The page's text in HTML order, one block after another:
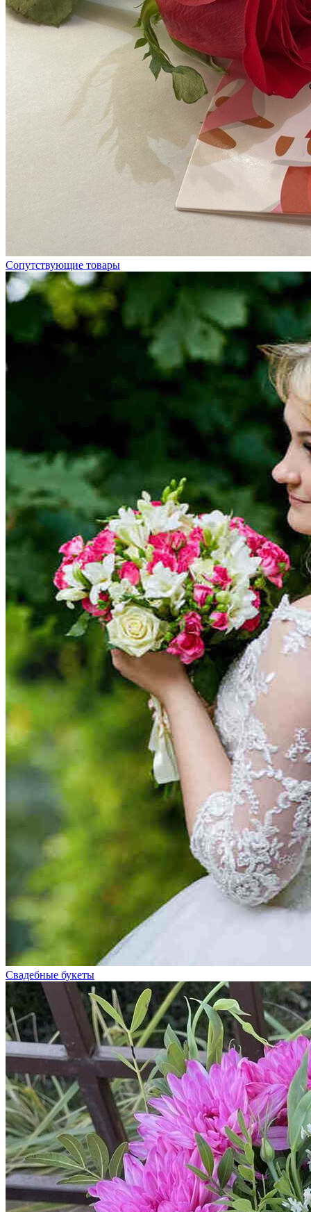
Сопутствующие товары
Свадебные букеты